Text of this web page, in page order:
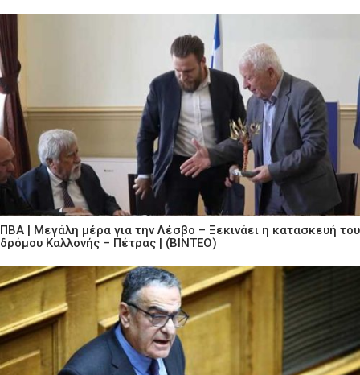
ΠΒΑ | Μεγάλη μέρα για την Λέσβο – Ξεκινάει η κατασκευή του
δρόμου Καλλονής – Πέτρας | (ΒΙΝΤΕΟ)